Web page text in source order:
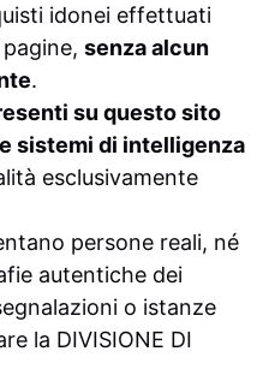
idonei effettuati
senza alcun
.
su questo sito
sistemi di intelligenza
esclusivamente
persone reali, né
autentiche dei
o istanze
la DIVISIONE DI